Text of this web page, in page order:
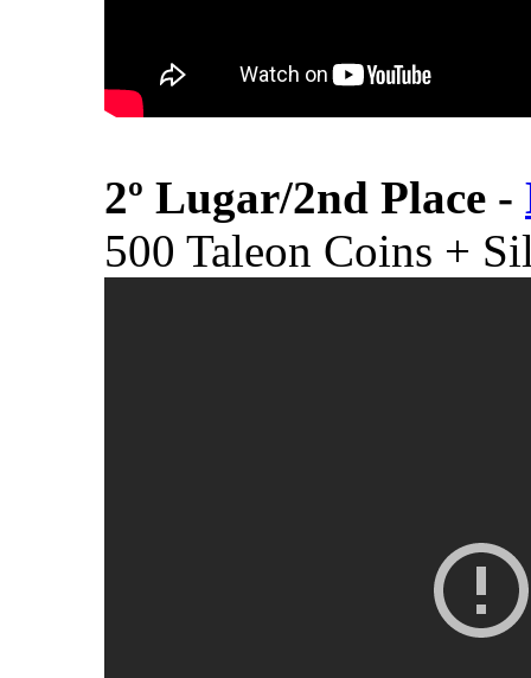
2º Lugar/2nd Place -
500 Taleon Coins +